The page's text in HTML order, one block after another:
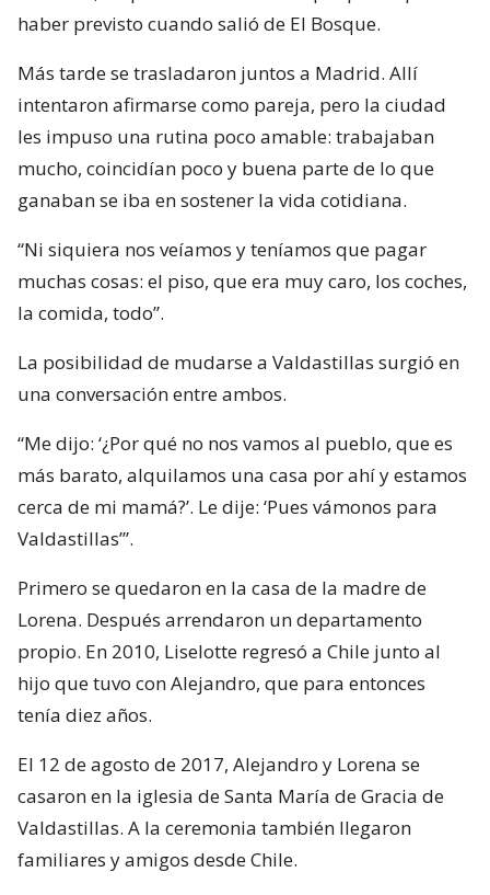
haber previsto cuando salió de El Bosque.
Más tarde se trasladaron juntos a Madrid. Allí
intentaron afirmarse como pareja, pero la ciudad
les impuso una rutina poco amable: trabajaban
mucho, coincidían poco y buena parte de lo que
ganaban se iba en sostener la vida cotidiana.
“Ni siquiera nos veíamos y teníamos que pagar
muchas cosas: el piso, que era muy caro, los coches,
la comida, todo”.
La posibilidad de mudarse a Valdastillas surgió en
una conversación entre ambos.
“Me dijo: ‘¿Por qué no nos vamos al pueblo, que es
más barato, alquilamos una casa por ahí y estamos
cerca de mi mamá?’. Le dije: ‘Pues vámonos para
Valdastillas’”.
Primero se quedaron en la casa de la madre de
Lorena. Después arrendaron un departamento
propio. En 2010, Liselotte regresó a Chile junto al
hijo que tuvo con Alejandro, que para entonces
tenía diez años.
El 12 de agosto de 2017, Alejandro y Lorena se
casaron en la iglesia de Santa María de Gracia de
Valdastillas. A la ceremonia también llegaron
familiares y amigos desde Chile.